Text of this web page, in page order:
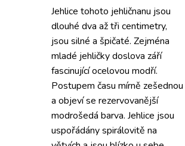
Jehlice tohoto jehličnanu jsou
dlouhé dva až tři centimetry,
jsou silné a špičaté. Zejména
mladé jehličky doslova září
fascinující ocelovou modří.
Postupem času mírně zešednou
a objeví se rezervovanější
modrošedá barva. Jehlice jsou
uspořádány spirálovitě na